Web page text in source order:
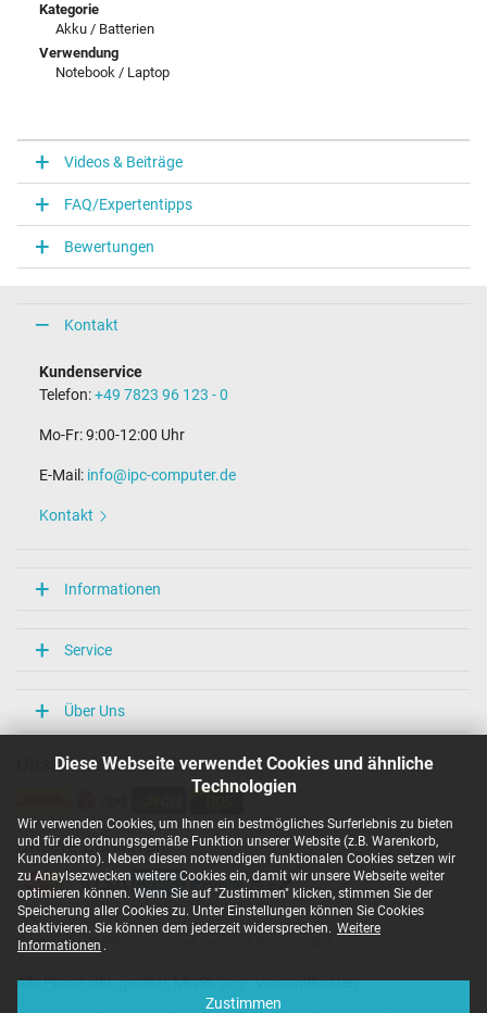
Diese Webseite verwendet Cookies und ähnliche
Technologien
Wir verwenden Cookies, um Ihnen ein bestmögliches Surferlebnis zu bieten
und für die ordnungsgemäße Funktion unserer Website (z.B. Warenkorb,
Kundenkonto). Neben diesen notwendigen funktionalen Cookies setzen wir
zu Anaylsezwecken weitere Cookies ein, damit wir unsere Webseite weiter
optimieren können. Wenn Sie auf "Zustimmen" klicken, stimmen Sie der
Speicherung aller Cookies zu. Unter Einstellungen können Sie Cookies
deaktivieren. Sie können dem jederzeit widersprechen. Weitere
Informationen .
Zustimmen
Kategorie
Akku / Batterien
Verwendung
Notebook / Laptop
Videos & Beiträge
FAQ/Expertentipps
Bewertungen
Kontakt
Kundenservice
Telefon:+49 7823 96 123 - 0
Mo-Fr: 9:00-12:00 Uhr
E-Mail: info@ipc-computer.de
Kontakt
Informationen
Service
Über Uns
Unsere Versandarten
Unsere Zahlarten
Copyright ©
Alle Preise inkl. gesetzl. MwSt. zzgl. Versandkosten